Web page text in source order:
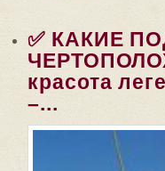
✅ КАКИЕ
красота
–...